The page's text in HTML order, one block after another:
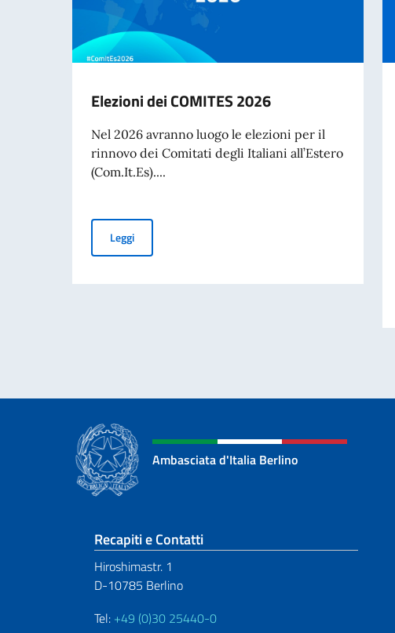
Elezioni dei COMITES 2026
Nel 2026 avranno luogo le elezioni per il
rinnovo dei Comitati degli Italiani all’Estero
(Com.It.Es)....
LeggiElezioni dei COMITES 2026
Ambasciata d'Italia Berlino
Sezione footer
Recapiti e Contatti
Hiroshimastr. 1
D-10785 Berlino
Tel: +49 (0)30 25440-0